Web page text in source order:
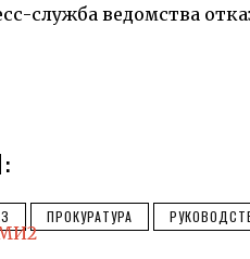
служба ведомства
ПРОКУРАТУРА